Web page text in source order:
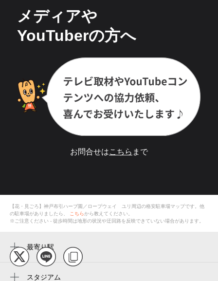
メディアや
YouTuberの方へ
お問合せはこちら まで
【花・見ごろ】神戸布引ハーブ園／ロープウェイ ユリ 周辺の格安駐車場マップです。他
の駐車場がありましたら、
こちらから教えてください。
※ご注意ください - 徒歩時間は地形の状況や迂回路を反映できていない場合があります。
最寄り駅
新神戸駅
春日野道駅スタジアム